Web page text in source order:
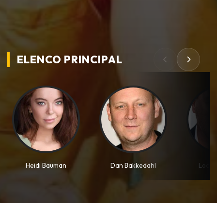
ELENCO PRINCIPAL
Heidi Bauman Dan Bakkedahl